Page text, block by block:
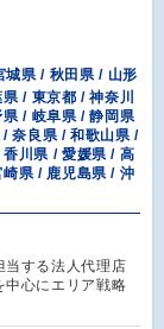
城県 / 秋田県 / 山形
/ 東京都 / 神奈川
/ 岐阜県 / 静岡県
奈良県 / 和歌山県 /
川県 / 愛媛県 / 高
県 / 鹿児島県 / 沖
当する法人代理店
中心にエリア戦略